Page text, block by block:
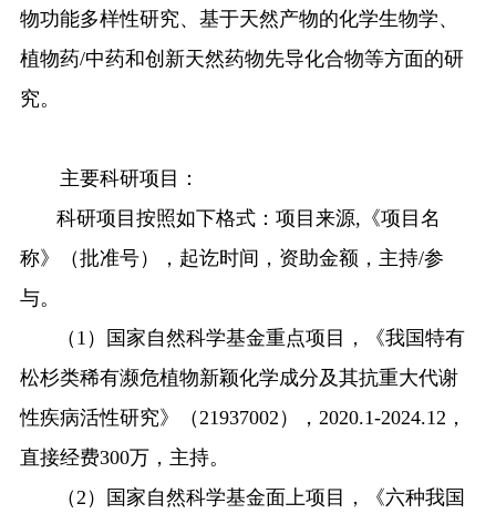
物功能多样性研究、基于天然产物的化学生物学、
植物药/中药和创新天然药物先导化合物等方面的研
究。
主要科研项目：
科研项目按照如下格式：项目来源, 《项目名
称》（批准号），起讫时间，资助金额，主持/参
与。
（ 1 ）国家自然科学基金重点项目，《我国特有
松杉类稀有濒危植物新颖化学成分及其抗重大代谢
性疾病活性研究》（ 21937002 ）， 2020.1-2024.12 ，
直接经费300万，主持。
（ 2 ）国家自然科学基金面上项目，《六种我国